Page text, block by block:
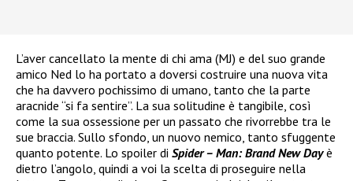
L’aver cancellato la mente di chi ama (MJ) e del suo grande
amico Ned lo ha portato a doversi costruire una nuova vita
che ha davvero pochissimo di umano, tanto che la parte
aracnide “si fa sentire”. La sua solitudine è tangibile, così
come la sua ossessione per un passato che rivorrebbe tra le
sue braccia. Sullo sfondo, un nuovo nemico, tanto sfuggente
quanto potente. Lo spoiler di Spider – Man: Brand New Dayè
dietro l’angolo, quindi a voi la scelta di proseguire nella